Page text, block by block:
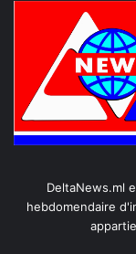
DeltaNews.ml
hebdomendaire